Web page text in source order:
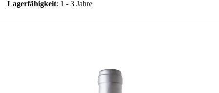
Lagerfähigkeit: 1 - 3 Jahre